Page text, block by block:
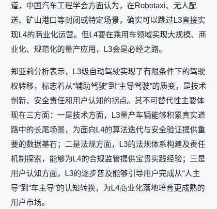
道，中国汽车工程学会方面认为，在Robotaxi、无人配
送、矿山港口等封闭或特定场景，确实可以跳过L3直接实
现L4的商业化运营。但L4要在乘用车领域实现大规模、商
业化、规范化的量产应用，L3会是必经之路。
郑亚莉分析表示，L3级自动驾驶实现了有限条件下的驾驶
权转移，标志着从“辅助驾驶”到“主导驾驶”的质变，是技术
创新、安全责任和用户认知的拐点。其不可替代性主要体
现在三方面：一是技术方面，L3量产车辆能够积累真实道
路中的长尾场景，为面向L4的算法迭代与安全验证提供重
要的数据基石；二是法规方面，L3的法规体系构建及责任
机制探索，能够为L4的合规监管提供宝贵实践经验；三是
用户认知方面，L3的逐步普及能够引导用户完成从“人主
导”到“车主导”的认知转换，为L4商业化落地培育更成熟的
用户市场。